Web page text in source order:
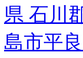
県 石川
島市平